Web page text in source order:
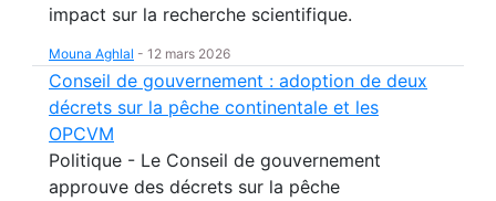
impact sur la recherche scientifique.
Mouna Aghlal - 12 mars 2026
Conseil de gouvernement : adoption de deux
décrets sur la pêche continentale et les
OPCVM
Politique - Le Conseil de gouvernement
approuve des décrets sur la pêche